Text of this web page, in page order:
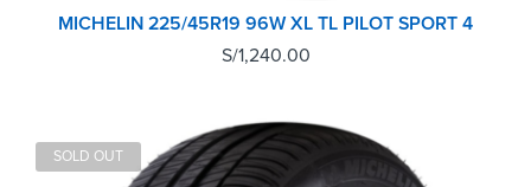
MICHELIN 225/45R19 96W XL TL PILOT SPORT 4
S/1,240.00
SOLD OUT